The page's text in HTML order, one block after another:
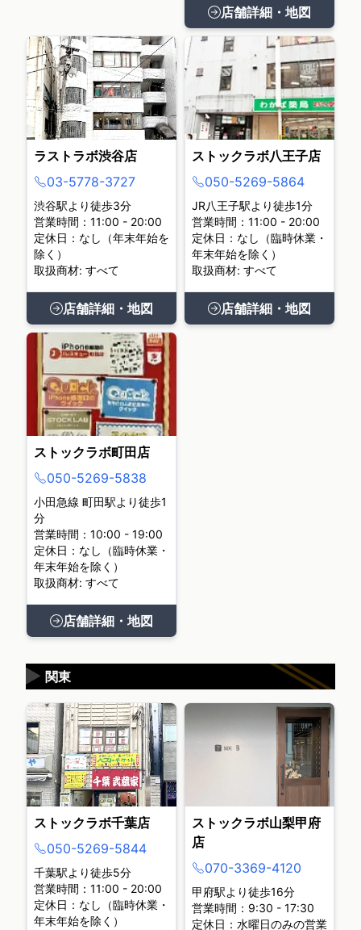
店舗詳細・地図
ラストラボ渋谷店
03-5778-3727
渋谷駅より徒歩3分
営業時間：11:00 - 20:00
定休日：なし（年末年始を
除く）
取扱商材: すべて
店舗詳細・地図
ストックラボ八王子店
050-5269-5864
JR八王子駅より徒歩1分
営業時間：11:00 - 20:00
定休日：なし（臨時休業・
年末年始を除く）
取扱商材: すべて
店舗詳細・地図
ストックラボ町田店
050-5269-5838
小田急線 町田駅より徒歩1
分
営業時間：10:00 - 19:00
定休日：なし（臨時休業・
年末年始を除く）
取扱商材: すべて
店舗詳細・地図
関東
▶
ストックラボ千葉店
050-5269-5844
千葉駅より徒歩5分
営業時間：11:00 - 20:00
定休日：なし（臨時休業・
年末年始を除く）
ストックラボ山梨甲府
店
070-3369-4120
甲府駅より徒歩16分
営業時間：9:30 - 17:30
定休日：水曜日のみの営業